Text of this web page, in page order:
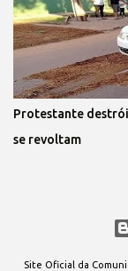
Protestante
se revoltam
Site Oficial da